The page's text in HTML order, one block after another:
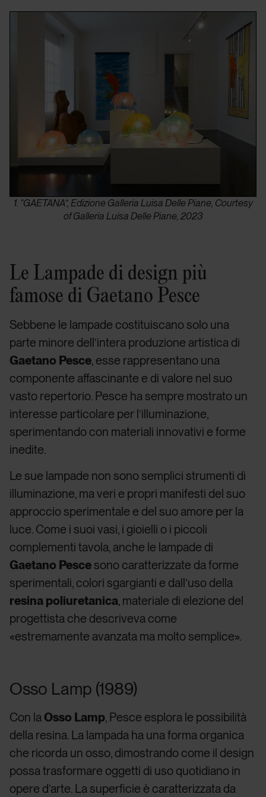
1. “GAETANA”, Edizione Galleria Luisa Delle Piane, Courtesy
of Galleria Luisa Delle Piane, 2023
Le Lampade di design più
famose di Gaetano Pesce
Sebbene le lampade costituiscano solo una
parte minore dell’intera produzione artistica di
Gaetano Pesce, esse rappresentano una
componente affascinante e di valore nel suo
vasto repertorio. Pesce ha sempre mostrato un
interesse particolare per l’illuminazione,
sperimentando con materiali innovativi e forme
inedite.
Le sue lampade non sono semplici strumenti di
illuminazione, ma veri e propri manifesti del suo
approccio sperimentale e del suo amore per la
luce. Come i suoi vasi, i gioielli o i piccoli
complementi tavola, anche le lampade di
Gaetano Pesce sono caratterizzate da forme
sperimentali, colori sgargianti e dall’uso della
resina poliuretanica, materiale di elezione del
progettista che descriveva come
«estremamente avanzata ma molto semplice».
Osso Lamp (1989)
Con la Osso Lamp, Pesce esplora le possibilità
della resina. La lampada ha una forma organica
che ricorda un osso, dimostrando come il design
possa trasformare oggetti di uso quotidiano in
opere d’arte. La superficie è caratterizzata da